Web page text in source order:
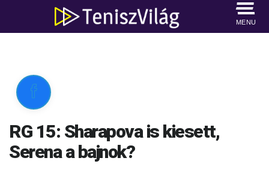
MENU

RG 15: Sharapova is kiesett,
Serena a bajnok?